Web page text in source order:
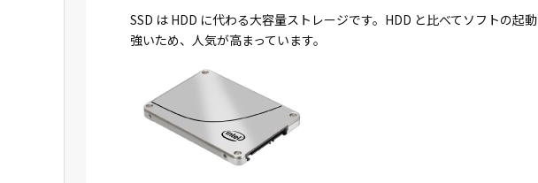
SSD は HDD に代わる大容量ストレージです。HDD と比べてソフトの
強いため、人気が高まっています。